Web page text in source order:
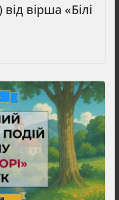
вірша «Білі